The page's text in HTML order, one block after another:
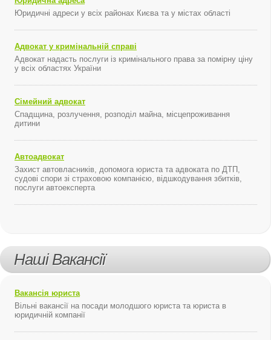
Юридичні адреси у всіх районах Києва та у містах області
Адвокат у кримінальній справі
Адвокат надасть послуги із кримінального права за помірну ціну
у всіх областях України
Сімейний адвокат
Спадщина, розлучення, розподіл майна, місцепроживання
дитини
Автоадвокат
Захист автовласників, допомога юриста та адвоката по ДТП,
судові спори зі страховою компанією, відшкодування збитків,
послуги автоексперта
Наші Вакансії
Вакансія юриста
Вільні вакансії на посади молодшого юриста та юриста в
юридичній компанії